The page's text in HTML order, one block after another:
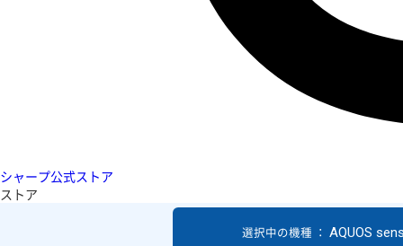
シャープ公式ストア
ストア
選択中の機種 ： AQUOS